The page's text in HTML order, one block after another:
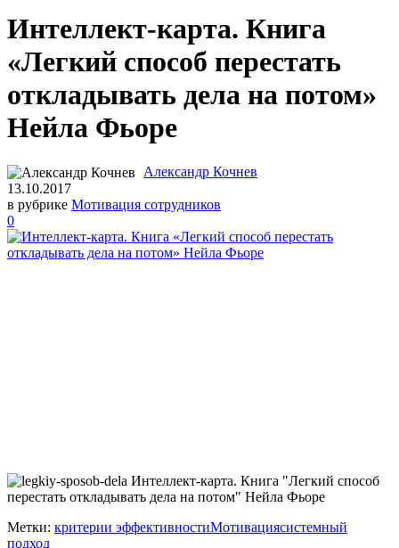
Интеллект-карта. Книга
«Легкий способ перестать
откладывать дела на потом»
Нейла Фьоре
Александр Кочнев
13.10.2017
в рубрике Мотивация сотрудников
0
Метки: критерии эффективностиМотивациясистемный
подход